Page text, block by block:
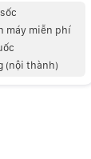
máy miễn phí
(nội thành)